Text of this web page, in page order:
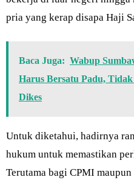
pria yang kerap disapa Haji
Baca Juga: Wabup
Harus Bersatu Padu,
Dikes
Untuk diketahui, hadirnya
hukum untuk memastikan
Terutama bagi CPMI